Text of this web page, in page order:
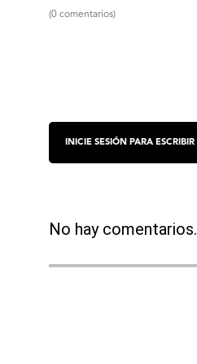
(0 comentarios)
No hay comentarios.